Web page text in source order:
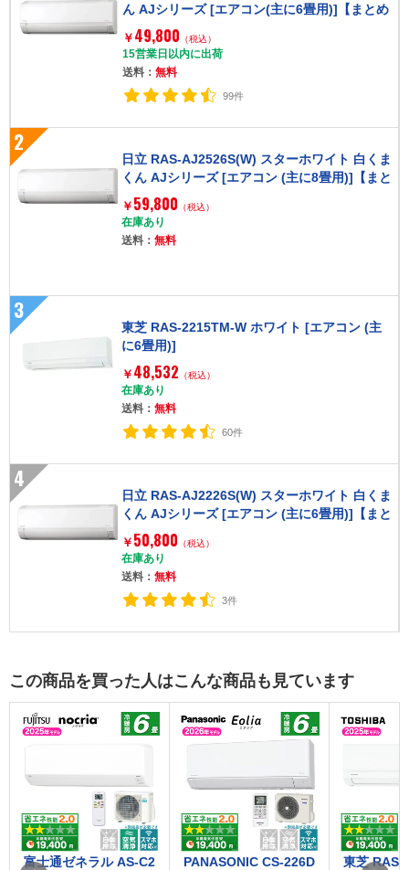
ん AJシリーズ [エアコン(主に6畳用)]【まとめ
買い対象B】
￥ 49,800 （税込）
15営業日以内に出荷
送料：無料
99件
2
日立 RAS-AJ2526S(W) スターホワイト 白くま
くん AJシリーズ [エアコン (主に8畳用)]【まと
め買い対象B】
￥ 59,800 （税込）
在庫あり
送料：無料
3
東芝 RAS-2215TM-W ホワイト [エアコン (主
に6畳用)]
￥ 48,532 （税込）
在庫あり
送料：無料
60件
4
日立 RAS-AJ2226S(W) スターホワイト 白くま
くん AJシリーズ [エアコン (主に6畳用)]【まと
め買い対象B】
￥ 50,800 （税込）
在庫あり
送料：無料
3件
この商品を買った人はこんな商品も見ています
富士通ゼネラル AS-C2
PANASONIC CS-226D
東芝 RAS-